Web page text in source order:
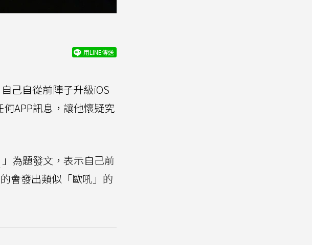
用LINE傳送
己自從前陣子升級iOS
APP訊息，讓他懷疑究
」為題發文，表示自己前
會發出類似「歐吼」的